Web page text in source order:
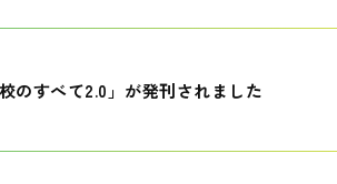
のすべて2.0」が発刊されました